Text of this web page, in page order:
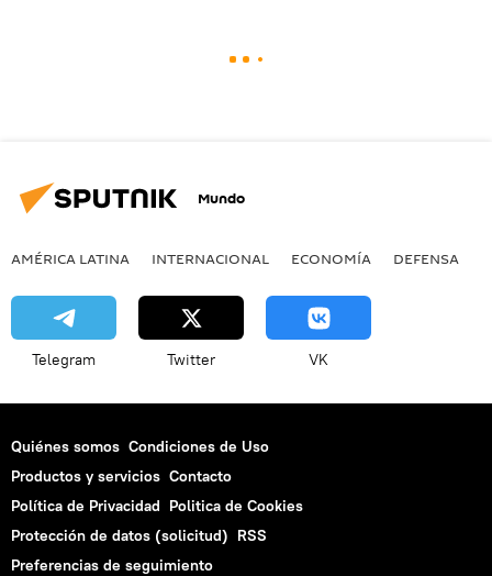
Mundo
AMÉRICA LATINA INTERNACIONAL ECONOMÍA DEFENSA
Telegram Twitter VK
Quiénes somos Condiciones de Uso
Productos y servicios Contacto
Política de Privacidad Politica de Cookies
Protección de datos (solicitud) RSS
Preferencias de seguimiento